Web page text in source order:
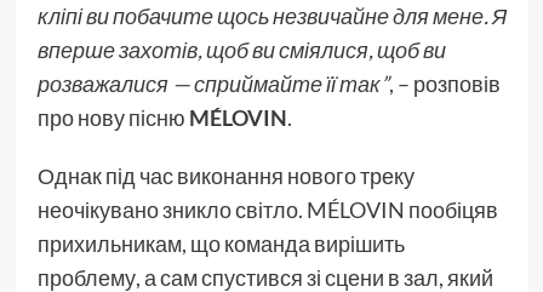
кліпі ви побачите щось незвичайне для мене. Я
вперше захотів, щоб ви сміялися, щоб ви
розважалися — сприймайте її так”, – розповів
про нову пісню MÉLOVIN.
Однак під час виконання нового треку
неочікувано зникло світло. MÉLOVIN пообіцяв
прихильникам, що команда вирішить
проблему, а сам спустився зі сцени в зал, який